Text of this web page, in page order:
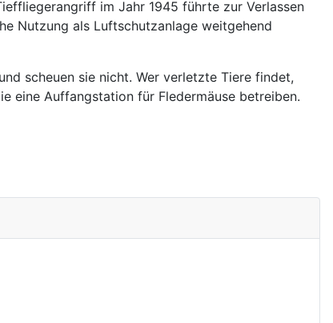
im Jahr 1945 führte zur Verlassen
Nutzung als Luftschutzanlage weitgehend
scheuen sie nicht. Wer verletzte Tiere findet,
eine Auffangstation für Fledermäuse betreiben.